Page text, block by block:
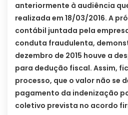
anteriormente à audiência
realizada em 18/03/2016. A
contábil juntada pela
conduta fraudulenta,
dezembro de 2015 houve a
para dedução fiscal. Assim,
processo, que o valor não se
pagamento da indenização
coletivo prevista no acordo